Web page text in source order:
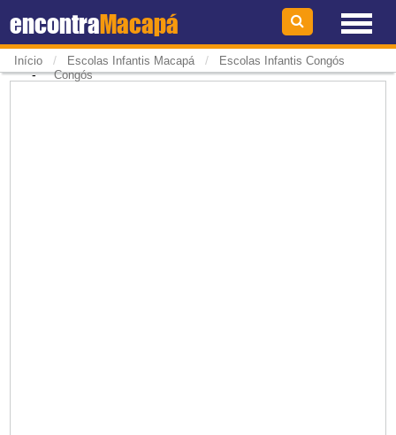
encontraMacapá
Início / Escolas Infantis Macapá / Escolas Infantis Congós
-Congós